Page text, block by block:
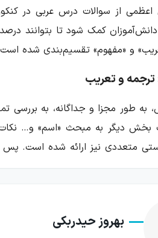
و «مفهوم» تقسیم‌بندی شده
و تعریب
به طور مجزا و جداگانه، به بررسی
بخش دیگر به مبحث «اسم» و…
متعددی نیز ارائه شده است.
نیز مواجه شوند و ترسشان
بهروز حیدربکی